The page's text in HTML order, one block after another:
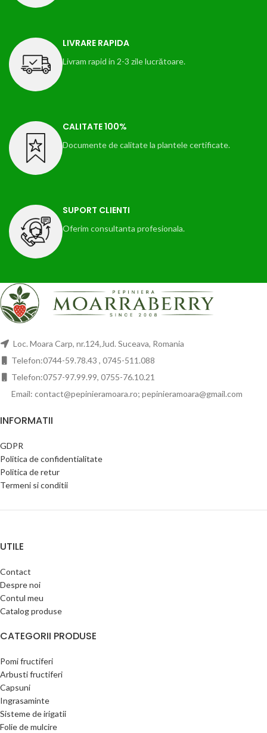
LIVRARE RAPIDA
Livram rapid in 2-3 zile lucrătoare.
CALITATE 100%
Documente de calitate la plantele certificate.
SUPORT CLIENTI
Oferim consultanta profesionala.
Loc. Moara Carp, nr.124,Jud. Suceava, Romania
Telefon:0744-59.78.43 , 0745-511.088
Telefon:0757-97.99.99, 0755-76.10.21
Email: contact@pepinieramoara.ro; pepinieramoara@gmail.com
INFORMATII
GDPR
Politica de confidentialitate
Politica de retur
Termeni si conditii
UTILE
Contact
Despre noi
Contul meu
Catalog produse
CATEGORII PRODUSE
Pomi fructiferi
Arbusti fructiferi
Capsuni
Ingrasaminte
Sisteme de irigatii
Folie de mulcire